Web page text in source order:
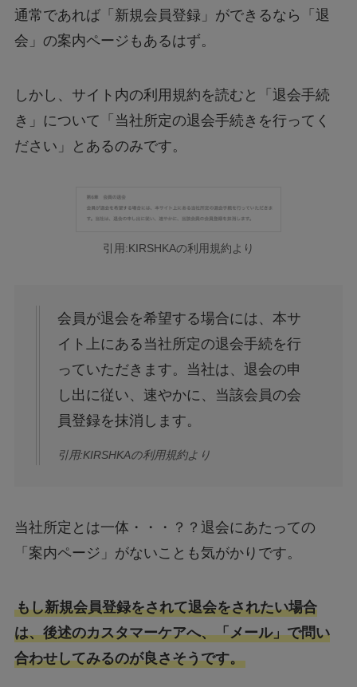
通常であれば「新規会員登録」ができるなら「退
会」の案内ページもあるはず。
しかし、サイト内の利用規約を読むと「退会手続
き」について「当社所定の退会手続きを行ってく
ださい」とあるのみです。
引用:KIRSHKAの利用規約より
会員が退会を希望する場合には、本サ
イト上にある当社所定の退会手続を行
っていただきます。当社は、退会の申
し出に従い、速やかに、当該会員の会
員登録を抹消します。
引用:KIRSHKAの利用規約より
当社所定とは一体・・・？？退会にあたっての
「案内ページ」がないことも気がかりです。
もし新規会員登録をされて退会をされたい場合
は、後述のカスタマーケアへ、「メール」で問い
合わせしてみるのが良さそうです。